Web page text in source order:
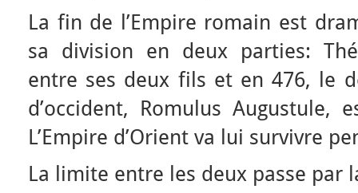
La fin de l’Empire romain est
sa division en deux parties:
entre ses deux fils et en 476, le
d’occident, Romulus Augustule,
L’Empire d’Orient va lui survivre
La limite entre les deux passe par